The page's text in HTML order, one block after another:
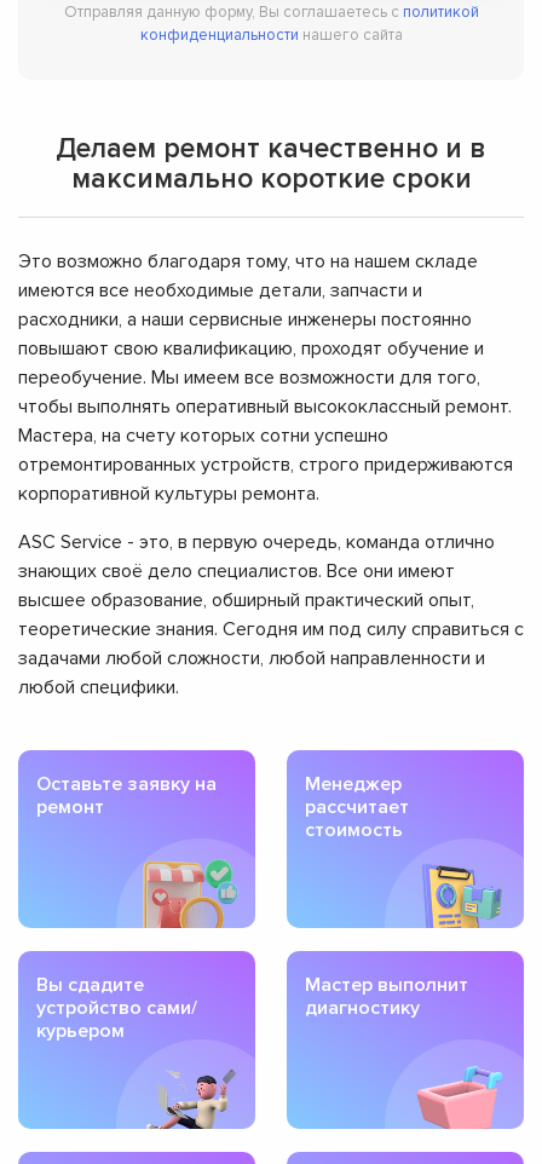
Отправляя данную форму, Вы соглашаетесь с политикой
конфиденциальности нашего сайта
Делаем ремонт качественно и в
максимально короткие сроки
Это возможно благодаря тому, что на нашем складе
имеются все необходимые детали, запчасти и
расходники, а наши сервисные инженеры постоянно
повышают свою квалификацию, проходят обучение и
переобучение. Мы имеем все возможности для того,
чтобы выполнять оперативный высококлассный ремонт.
Мастера, на счету которых сотни успешно
отремонтированных устройств, строго придерживаются
корпоративной культуры ремонта.
ASC Service - это, в первую очередь, команда отлично
знающих своё дело специалистов. Все они имеют
высшее образование, обширный практический опыт,
теоретические знания. Сегодня им под силу справиться с
задачами любой сложности, любой направленности и
любой специфики.
Оставьте заявку на
ремонт
Менеджер
рассчитает
стоимость
Вы сдадите
устройство сами/
курьером
Мастер выполнит
диагностику